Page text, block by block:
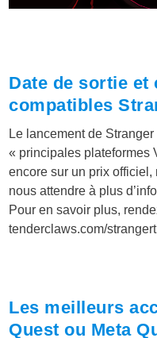
Date de sortie et
compatibles
Le lancement de
« principales plateformes
encore sur un prix
nous attendre à plus
Pour en savoir plus,
tenderclaws.com/
Les meilleurs
Quest ou Meta